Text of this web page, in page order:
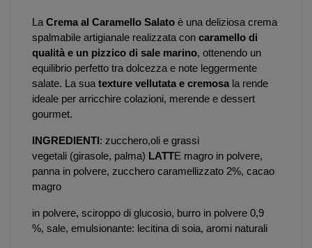
La Crema al Caramello Salato è una deliziosa crema
spalmabile artigianale realizzata con caramello di
qualità e un pizzico di sale marino, ottenendo un
equilibrio perfetto tra dolcezza e note leggermente
salate. La sua texture vellutata e cremosa la rende
ideale per arricchire colazioni, merende e dessert
gourmet.
INGREDIENTI : zucchero,oli e grassi
vegetali (girasole, palma) LATTE magro in polvere,
panna in polvere, zucchero caramellizzato 2%, cacao
magro
in polvere, sciroppo di glucosio, burro in polvere 0,9
%, sale, emulsionante: lecitina di soia, aromi naturali